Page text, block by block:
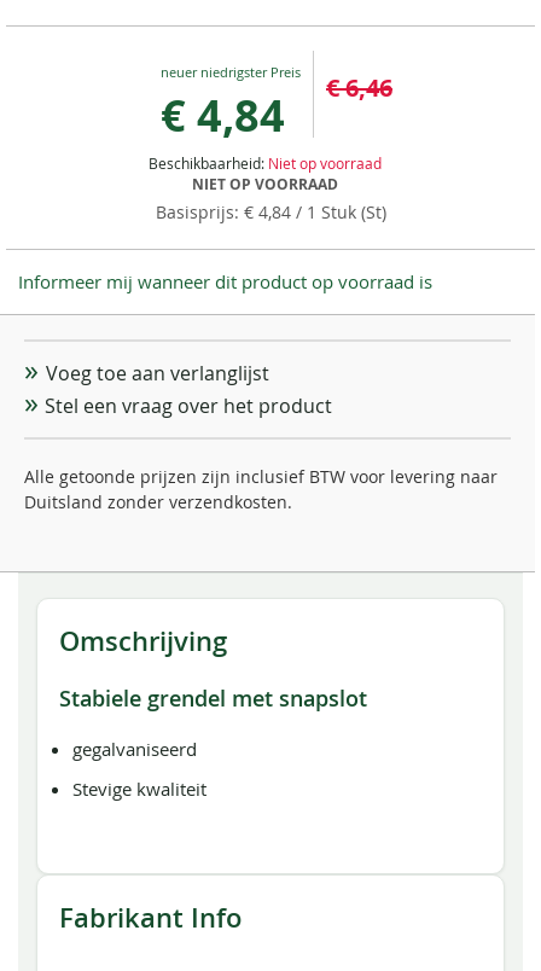
Special
€ 4,84 € 6,46
€ 4,84/ 1 Stuk (St)
Beschikbaarheid: Niet op voorraad
NIET OP VOORRAAD
Informeer mij wanneer dit product op voorraad is
Voeg toe aan verlanglijst
Stel een vraag over het product
Alle getoonde prijzen zijn inclusief BTW voor levering naar
Duitsland zonder verzendkosten.
Omschrijving
Stabiele grendel met snapslot
gegalvaniseerd
Stevige kwaliteit
Fabrikant Info